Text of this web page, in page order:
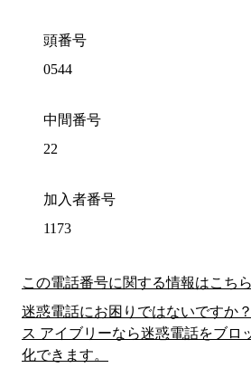
頭番号
0544
中間番号
22
加入者番号
1173
この電話番号に関する情報はこちら
迷惑電話にお困りではないですか
ス アイブリーなら迷惑電話をブロ
化できます。